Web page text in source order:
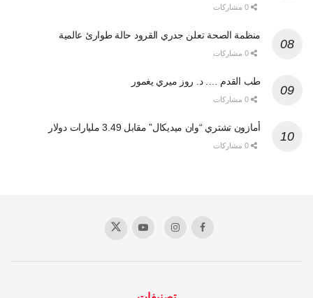
منظمة الصحة تعلن جدري القرود حالة طوارئ عالمية
طب القدم …. د. روز ميري يغمور
أمازون تشتري “وان ميديكال” مقابل 3.49 مليارات دولار